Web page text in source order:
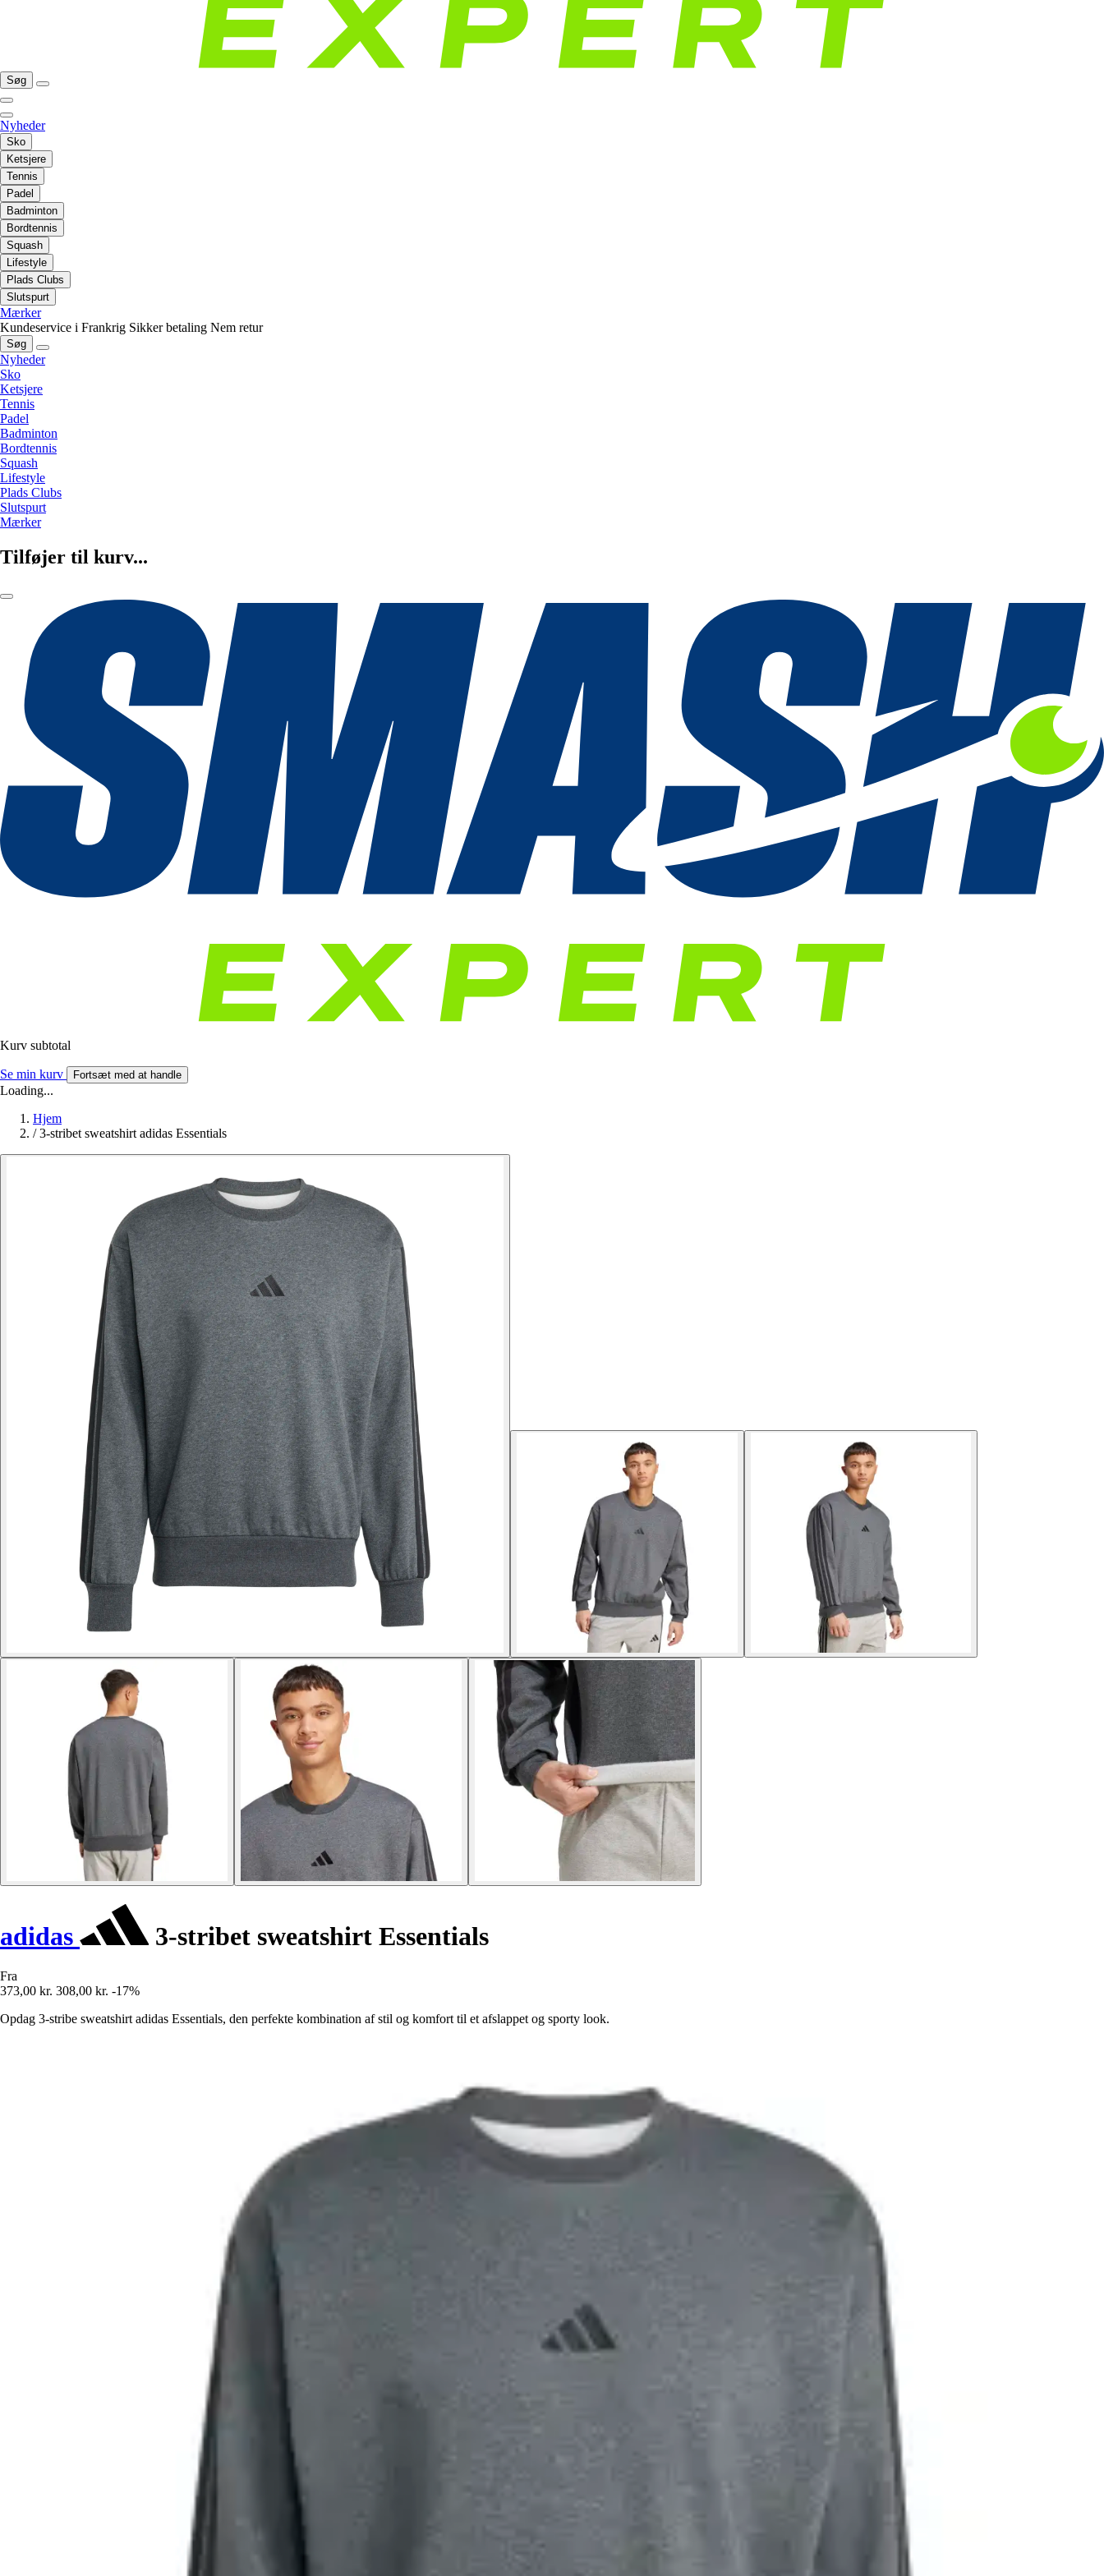
Søg
Nyheder
Sko
Ketsjere
Tennis
Padel
Badminton
Bordtennis
Squash
Lifestyle
Plads Clubs
Slutspurt
Mærker
Kundeservice i Frankrig Sikker betaling Nem retur
Søg
Nyheder
Sko
Ketsjere
Tennis
Padel
Badminton
Bordtennis
Squash
Lifestyle
Plads Clubs
Slutspurt
Mærker
Tilføjer til kurv...
Kurv subtotal
Se min kurv Fortsæt med at handle
Loading...
Hjem
/ 3-stribet sweatshirt adidas Essentials
adidas 3-stribet sweatshirt Essentials
Fra
373,00 kr. 308,00 kr. -17%
Opdag 3-stribe sweatshirt adidas Essentials, den perfekte kombination af stil og komfort til et afslappet og sporty look.